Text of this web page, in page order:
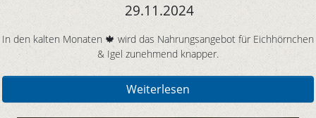
29.11.2024
In den kalten Monaten 🍁 wird das Nahrungsangebot für Eichhörnchen
& Igel zunehmend knapper.
Weiterlesen